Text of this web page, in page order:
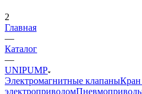
2
Главная
—
Каталог
—
UNIPUMP
Электромагнитные клапаны
электроприводом